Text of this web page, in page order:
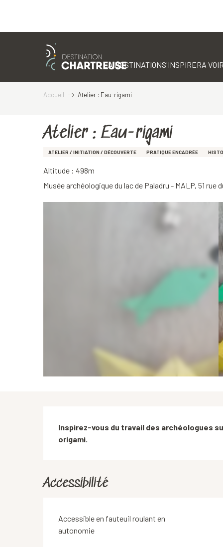
LA DESTINATIONS'INSPIRERA
Accueil Atelier : Eau-rigami
Atelier : Eau-rigami
ATELIER / INITIATION / DÉCOUVERTE PRATIQUE ENCADRÉE
Altitude : 498m
Musée archéologique du lac de Paladru - MALP, 51 rue
Description
Inspirez-vous du travail des archéologues
origami.
Accessibilité
Accessible en fauteuil roulant en
autonomie